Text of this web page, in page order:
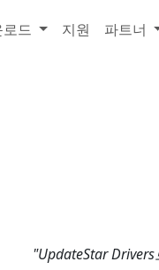
드 지원 파트너
"UpdateStar